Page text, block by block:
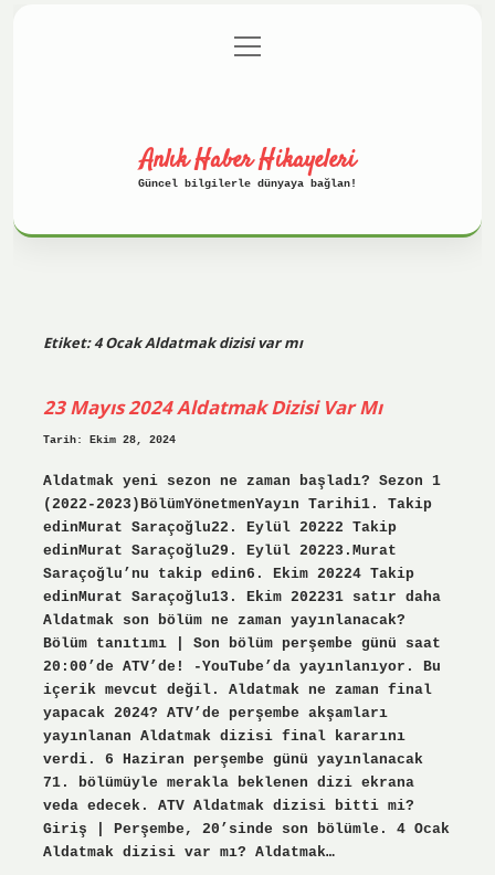
Gizlilik Politikası
menüyü
aç
Anlık Haber Hikayeleri
Güncel bilgilerle dünyaya bağlan!
Etiket:4 Ocak Aldatmak dizisi var mı
23 Mayıs 2024 Aldatmak Dizisi Var Mı
Tarih: Ekim 28, 2024
Aldatmak yeni sezon ne zaman başladı? Sezon 1
(2022-2023)BölümYönetmenYayın Tarihi1. Takip
edinMurat Saraçoğlu22. Eylül 20222 Takip
edinMurat Saraçoğlu29. Eylül 20223.Murat
Saraçoğlu’nu takip edin6. Ekim 20224 Takip
edinMurat Saraçoğlu13. Ekim 202231 satır daha
Aldatmak son bölüm ne zaman yayınlanacak?
Bölüm tanıtımı | Son bölüm perşembe günü saat
20:00’de ATV’de! -YouTube’da yayınlanıyor. Bu
içerik mevcut değil. Aldatmak ne zaman final
yapacak 2024? ATV’de perşembe akşamları
yayınlanan Aldatmak dizisi final kararını
verdi. 6 Haziran perşembe günü yayınlanacak
71. bölümüyle merakla beklenen dizi ekrana
veda edecek. ATV Aldatmak dizisi bitti mi?
Giriş | Perşembe, 20’sinde son bölümle. 4 Ocak
Aldatmak dizisi var mı? Aldatmak…